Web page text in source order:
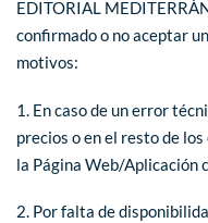
EDITORIAL
confirmado o no aceptar
motivos:
1. En caso de un error
precios o en el resto de
la Página Web/Aplicación
2. Por falta de